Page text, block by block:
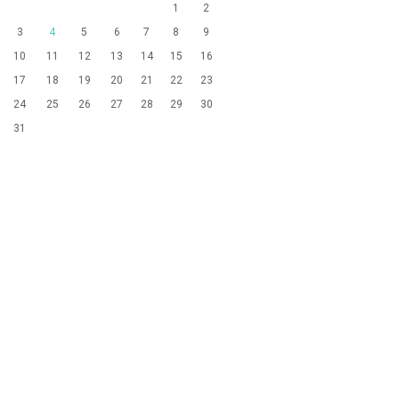
1
2
3
4 5 6 7 8
9
10
11 12 13 14 15
16
17
18 19 20 21 22
23
24
25 26 27 28 29
30
31